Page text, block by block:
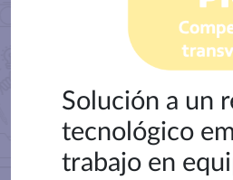
Solución a un
tecnológico
trabajo en